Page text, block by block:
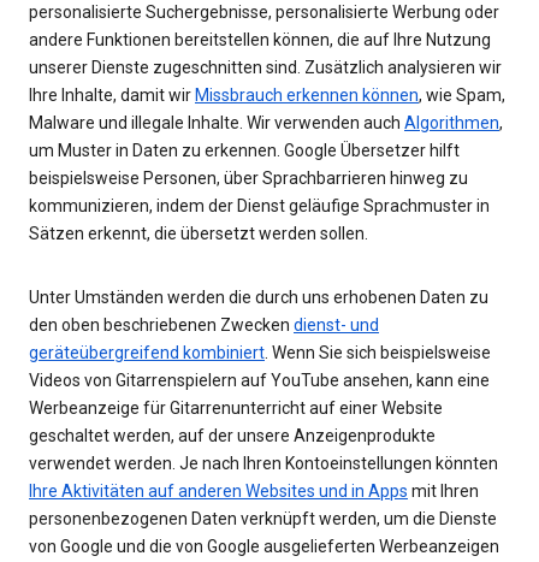
personalisierte Suchergebnisse, personalisierte Werbung oder
andere Funktionen bereitstellen können, die auf Ihre Nutzung
unserer Dienste zugeschnitten sind. Zusätzlich analysieren wir
Ihre Inhalte, damit wir Missbrauch erkennen können, wie Spam,
Malware und illegale Inhalte. Wir verwenden auch Algorithmen,
um Muster in Daten zu erkennen. Google Übersetzer hilft
beispielsweise Personen, über Sprachbarrieren hinweg zu
kommunizieren, indem der Dienst geläufige Sprachmuster in
Sätzen erkennt, die übersetzt werden sollen.
Unter Umständen werden die durch uns erhobenen Daten zu
den oben beschriebenen Zwecken dienst- und
geräteübergreifend kombiniert . Wenn Sie sich beispielsweise
Videos von Gitarrenspielern auf YouTube ansehen, kann eine
Werbeanzeige für Gitarrenunterricht auf einer Website
geschaltet werden, auf der unsere Anzeigenprodukte
verwendet werden. Je nach Ihren Kontoeinstellungen könnten
Ihre Aktivitäten auf anderen Websites und in Apps mit Ihren
personenbezogenen Daten verknüpft werden, um die Dienste
von Google und die von Google ausgelieferten Werbeanzeigen